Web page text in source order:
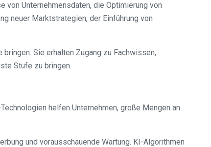
von Unternehmensdaten, die Optimierung von
neuer Marktstrategien, der Einführung von
Sie erhalten Zugang zu Fachwissen,
Stufe zu bringen.
helfen Unternehmen, große Mengen an
und vorausschauende Wartung. KI-Algorithmen